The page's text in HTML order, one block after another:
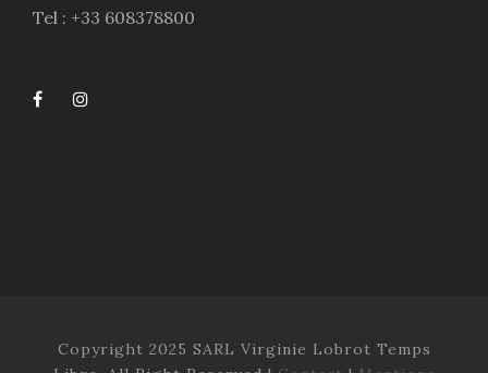
Tel : +33 608378800
Copyright 2025 SARL Virginie Lobrot Temps